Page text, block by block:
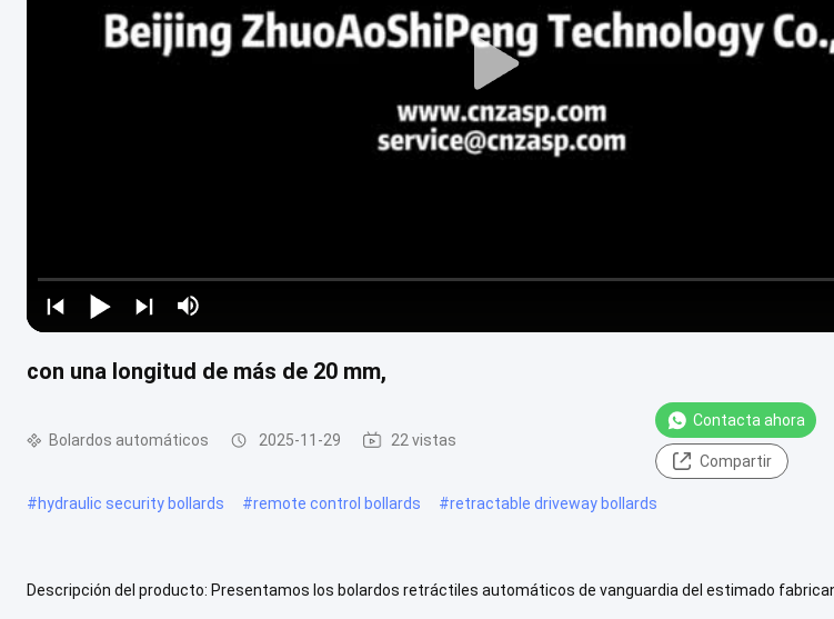
con una longitud de más de 20 mm,
Bolardos automáticos 2025-11-29 22 vistas
Contacta ahora
Compartir
#hydraulic security bollards #remote control bollards #retractable driveway bollards
Descripción del producto: Presentamos los bolardos retráctiles automáticos de vanguardia del estimado